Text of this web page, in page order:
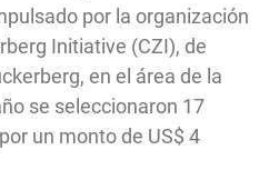
por la organización
Initiative (CZI), de
en el área de la
se seleccionaron 17
un monto de US$ 4